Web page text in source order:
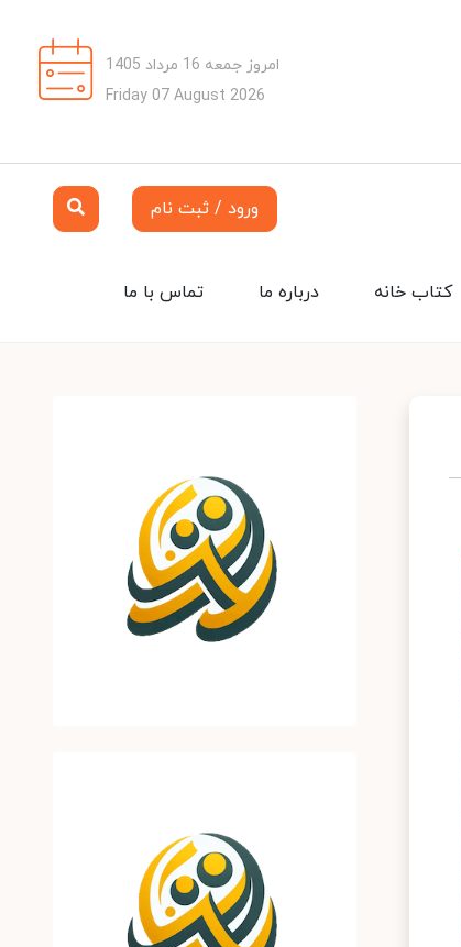
امروز جمعه 16 مرداد 1405
Friday 07 August 2026
ورود / ثبت نام
تماس با ما درباره ما کتاب خانه